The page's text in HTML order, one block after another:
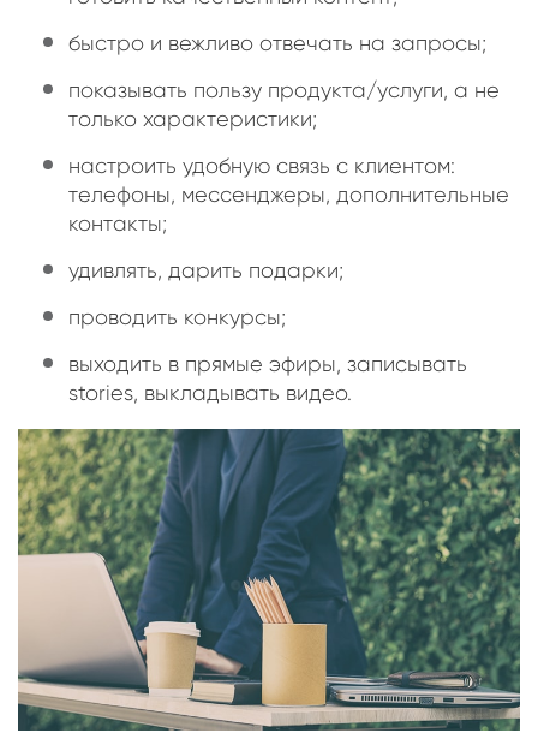
быстро и вежливо отвечать на запросы;
показывать пользу продукта/услуги, а не
только характеристики;
настроить удобную связь с клиентом:
телефоны, мессенджеры, дополнительные
контакты;
удивлять, дарить подарки;
проводить конкурсы;
выходить в прямые эфиры, записывать
stories, выкладывать видео.